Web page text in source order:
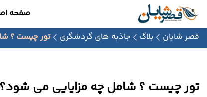
صفحه
قصر شایان بلاگ جاذبه های گردشگری تور چیست ؟
تور چیست ؟ شامل چه مزایایی می شود؟